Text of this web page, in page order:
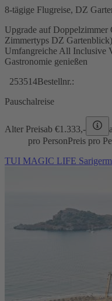
8-tägige Flugreise, DZ
Upgrade auf Doppelzimmer
Zimmertyps DZ
Umfangreiche All Inclusive
Gastronomie genießen
253514Bestellnr.:
Pauschalreise
Alter Preisab €1.333,-
pro PersonPreis pro
TUI MAGIC LIFE